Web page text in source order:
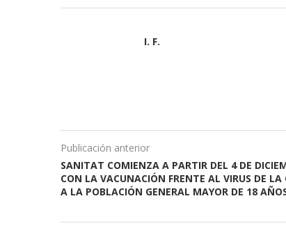
I. F.
Publicación anterior
SANITAT COMIENZA A PARTIR DEL 4 DE
CON LA VACUNACIÓN FRENTE AL VIRUS DE LA
A LA POBLACIÓN GENERAL MAYOR DE 18